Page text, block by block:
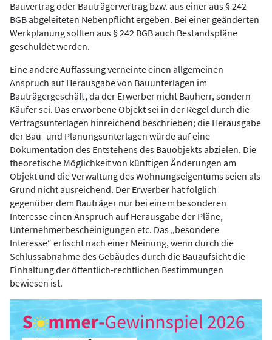
Bauvertrag oder Bauträgervertrag bzw. aus einer aus § 242
BGB abgeleiteten Nebenpflicht ergeben. Bei einer geänderten
Werkplanung sollten aus § 242 BGB auch Bestandspläne
geschuldet werden.
Eine andere Auffassung verneinte einen allgemeinen
Anspruch auf Herausgabe von Bauunterlagen im
Bauträgergeschäft, da der Erwerber nicht Bauherr, sondern
Käufer sei. Das erworbene Objekt sei in der Regel durch die
Vertragsunterlagen hinreichend beschrieben; die Herausgabe
der Bau- und Planungsunterlagen würde auf eine
Dokumentation des Entstehens des Bauobjekts abzielen. Die
theoretische Möglichkeit von künftigen Änderungen am
Objekt und die Verwaltung des Wohnungseigentums seien als
Grund nicht ausreichend. Der Erwerber hat folglich
gegenüber dem Bauträger nur bei einem besonderen
Interesse einen Anspruch auf Herausgabe der Pläne,
Unternehmerbescheinigungen etc. Das „besondere
Interesse“ erlischt nach einer Meinung, wenn durch die
Schlussabnahme des Gebäudes durch die Bauaufsicht die
Einhaltung der öffentlich-rechtlichen Bestimmungen
bewiesen ist.